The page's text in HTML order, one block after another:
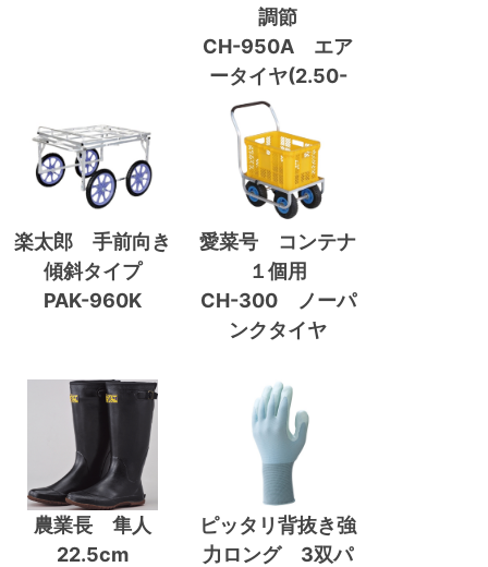
調節
CH-950A エア
ータイヤ(2.50-
4A)
楽太郎 手前向き
傾斜タイプ
PAK-960K
愛菜号 コンテナ
１個用
CH-300 ノーパ
ンクタイヤ
農業長 隼人
22.5cm
ピッタリ背抜き強
力ロング 3双パ